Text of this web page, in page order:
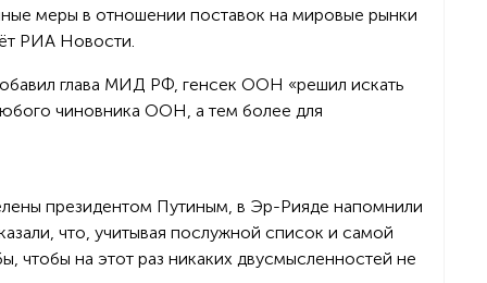
меры в отношении поставок на мировые рынки
РИА Новости.
глава МИД РФ, генсек ООН «решил искать
чиновника ООН, а тем более для
президентом Путиным, в Эр-Рияде напомнили
что, учитывая послужной список и самой
чтобы на этот раз никаких двусмысленностей не